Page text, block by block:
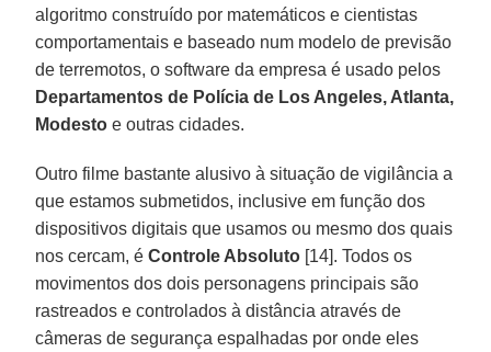
algoritmo construído por matemáticos e cientistas
comportamentais e baseado num modelo de previsão
de terremotos, o software da empresa é usado pelos
Departamentos de Polícia de Los Angeles, Atlanta,
Modesto e outras cidades.
Outro filme bastante alusivo à situação de vigilância a
que estamos submetidos, inclusive em função dos
dispositivos digitais que usamos ou mesmo dos quais
nos cercam, é Controle Absoluto [14]. Todos os
movimentos dos dois personagens principais são
rastreados e controlados à distância através de
câmeras de segurança espalhadas por onde eles